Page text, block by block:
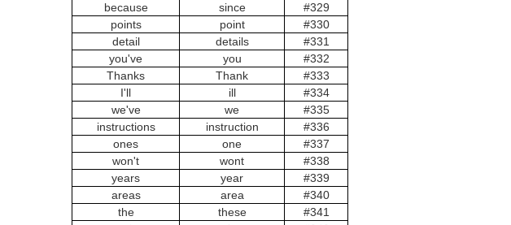
#329
since
because
#330
point
points
#331
details
detail
#332
you
you've
#333
Thank
Thanks
#334
ill
I'll
#335
we
we've
#336
instruction
instructions
#337
one
ones
#338
wont
won't
#339
year
years
#340
area
areas
#341
these
the